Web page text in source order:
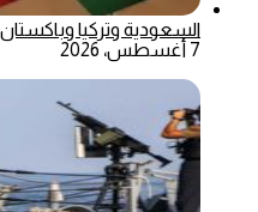
السعودية وتركيا
7 أغسطس، 2026